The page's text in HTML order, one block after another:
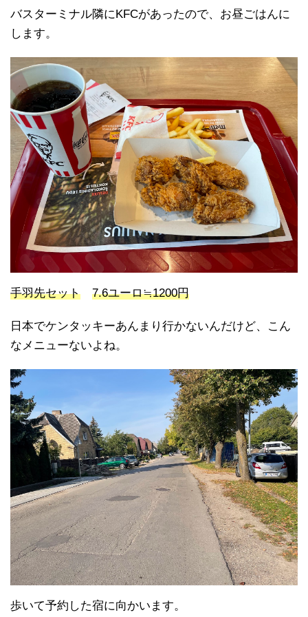
バスターミナル隣にKFCがあったので、お昼ごはんに
します。
手羽先セット 7.6ユーロ≒1200円
日本でケンタッキーあんまり行かないんだけど、こん
なメニューないよね。
歩いて予約した宿に向かいます。